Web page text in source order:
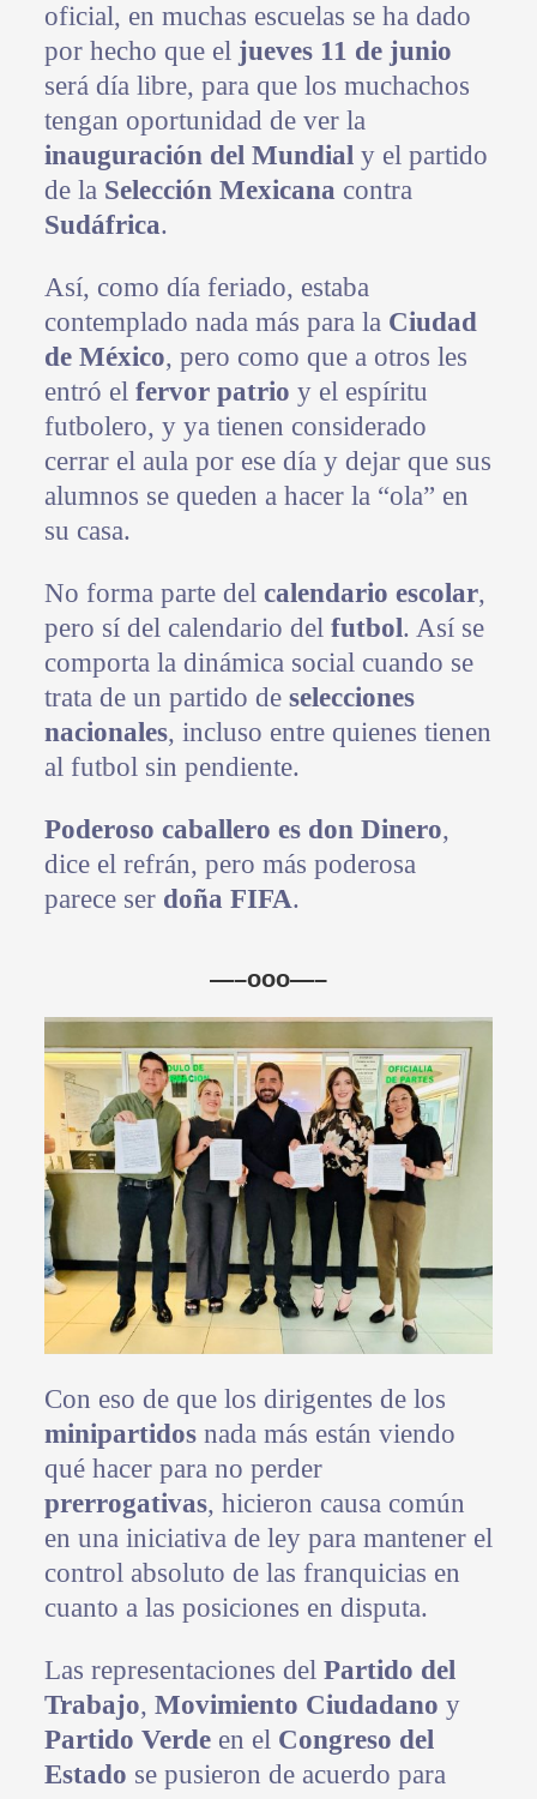
oficial, en muchas escuelas se ha dado
por hecho que el jueves 11 de junio
será día libre, para que los muchachos
tengan oportunidad de ver la
inauguración del Mundialy el partido
de la Selección Mexicana contra
Sudáfrica.
Así, como día feriado, estaba
contemplado nada más para la Ciudad
de México, pero como que a otros les
entró el fervor patrio y el espíritu
futbolero, y ya tienen considerado
cerrar el aula por ese día y dejar que sus
alumnos se queden a hacer la “ola” en
su casa.
No forma parte del calendario escolar,
pero sí del calendario del futbol. Así se
comporta la dinámica social cuando se
trata de un partido de selecciones
nacionales, incluso entre quienes tienen
al futbol sin pendiente.
Poderoso caballero es don Dinero,
dice el refrán, pero más poderosa
parece ser doña FIFA.
—–ooo—–
Con eso de que los dirigentes de los
minipartidosnada más están viendo
qué hacer para no perder
prerrogativas, hicieron causa común
en una iniciativa de ley para mantener el
control absoluto de las franquicias en
cuanto a las posiciones en disputa.
Las representaciones del Partido del
Trabajo, Movimiento Ciudadano y
Partido Verdeen el Congreso del
Estado se pusieron de acuerdo para